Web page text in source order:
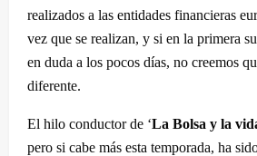
realizados a las entidades financieras
vez que se realizan, y si en la primera
en duda a los pocos días, no creemos
diferente.
El hilo conductor de ‘La Bolsa y la
pero si cabe más esta temporada, ha